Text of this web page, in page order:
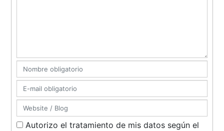
Autorizo el tratamiento de mis datos según el